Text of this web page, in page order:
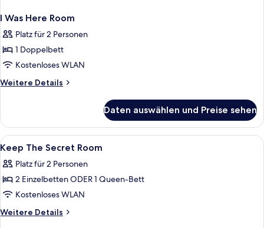
I Was Here Room
Platz für 2 Personen
1 Doppelbett
Kostenloses WLAN
Weitere Details
Weitere
Was
Here
Room
Daten auswählen und Preise sehen
Alle
Fotos
für
Keep
The
Secret
Hochwertige Bettwaren, Minibar,
11
Keep The Secret Room
Platz für 2 Personen
2 Einzelbetten ODER 1 Queen-Bett
Kostenloses WLAN
Weitere Details
Weitere